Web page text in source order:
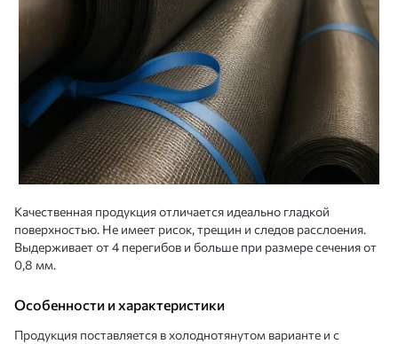
Качественная продукция отличается идеально гладкой
поверхностью. Не имеет рисок, трещин и следов расслоения.
Выдерживает от 4 перегибов и больше при размере сечения от
0,8 мм.
Особенности и характеристики
Продукция поставляется в холоднотянутом варианте и с